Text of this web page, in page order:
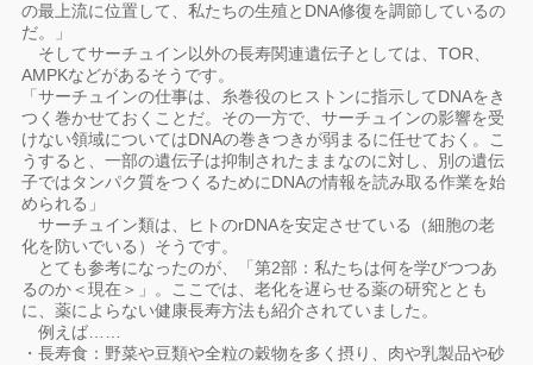
の最上流に位置して、私たちの生殖とDNA修復を調節しているの
だ。」
そしてサーチュイン以外の長寿関連遺伝子としては、TOR、
AMPKなどがあるそうです。
「サーチュインの仕事は、糸巻役のヒストンに指示してDNAをき
つく巻かせておくことだ。その一方で、サーチュインの影響を受
けない領域についてはDNAの巻きつきが弱まるに任せておく。こ
うすると、一部の遺伝子は抑制されたままなのに対し、別の遺伝
子ではタンパク質をつくるためにDNAの情報を読み取る作業を始
められる」
サーチュイン類は、ヒトのrDNAを安定させている（細胞の老
化を防いでいる）そうです。
とても参考になったのが、「第2部：私たちは何を学びつつあ
るのか＜現在＞」。ここでは、老化を遅らせる薬の研究ととも
に、薬によらない健康長寿方法も紹介されていました。
例えば……
・長寿食：野菜や豆類や全粒の穀物を多く摂り、肉や乳製品や砂